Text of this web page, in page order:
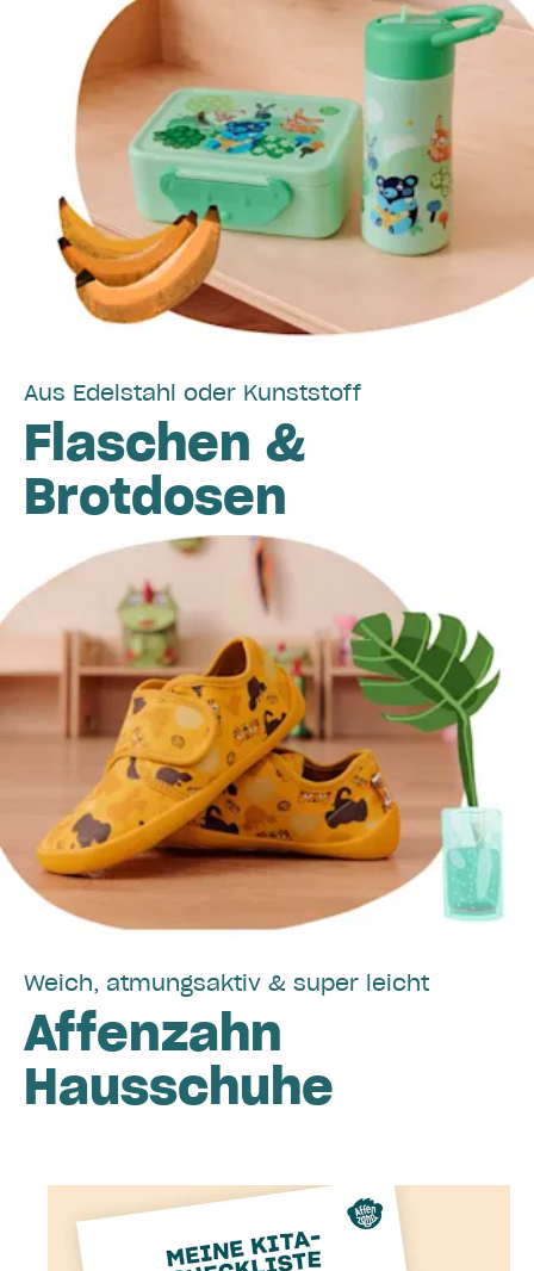
Aus Edelstahl oder Kunststoff
Flaschen &
Brotdosen
Weich, atmungsaktiv & super leicht
Affenzahn
Hausschuhe